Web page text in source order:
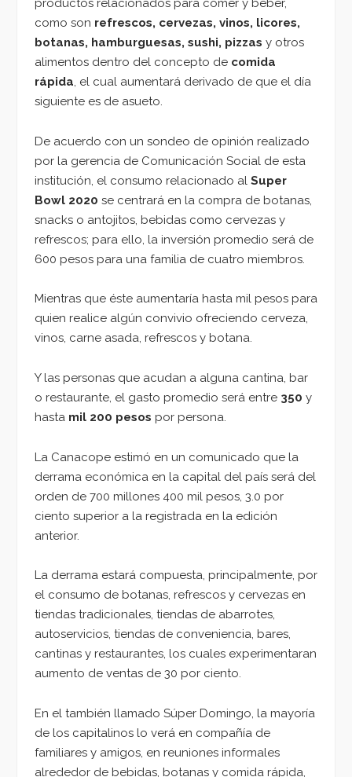
productos relacionados para comer y beber,
como son refrescos, cervezas, vinos, licores,
botanas, hamburguesas, sushi, pizzas y otros
alimentos dentro del concepto de comida
rápida, el cual aumentará derivado de que el día
siguiente es de asueto.
De acuerdo con un sondeo de opinión realizado
por la gerencia de Comunicación Social de esta
institución, el consumo relacionado al Super
Bowl 2020 se centrará en la compra de botanas,
snacks o antojitos, bebidas como cervezas y
refrescos; para ello, la inversión promedio será de
600 pesos para una familia de cuatro miembros.
Mientras que éste aumentaría hasta mil pesos para
quien realice algún convivio ofreciendo cerveza,
vinos, carne asada, refrescos y botana.
Y las personas que acudan a alguna cantina, bar
o restaurante, el gasto promedio será entre 350 y
hasta mil 200 pesos por persona.
La Canacope estimó en un comunicado que la
derrama económica en la capital del país será del
orden de 700 millones 400 mil pesos, 3.0 por
ciento superior a la registrada en la edición
anterior.
La derrama estará compuesta, principalmente, por
el consumo de botanas, refrescos y cervezas en
tiendas tradicionales, tiendas de abarrotes,
autoservicios, tiendas de conveniencia, bares,
cantinas y restaurantes, los cuales experimentaran
aumento de ventas de 30 por ciento.
En el también llamado Súper Domingo, la mayoría
de los capitalinos lo verá en compañía de
familiares y amigos, en reuniones informales
alrededor de bebidas, botanas y comida rápida,